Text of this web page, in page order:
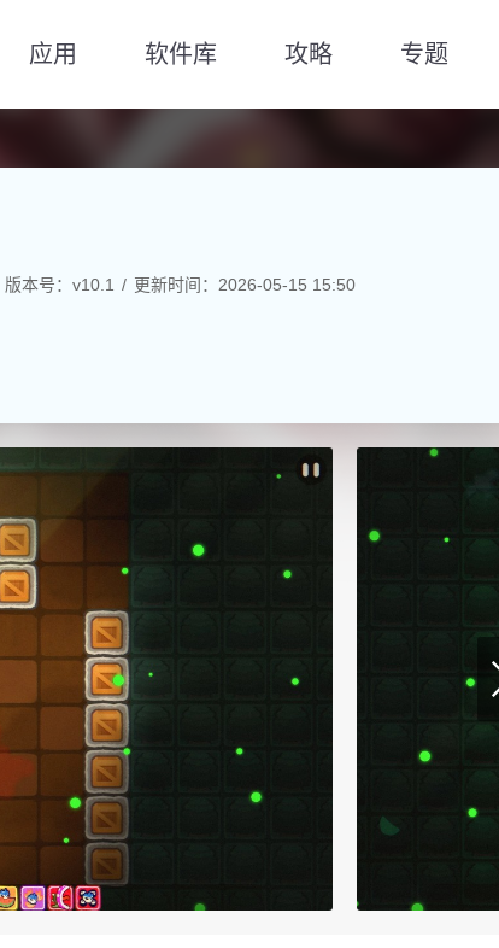
应用 软件库 攻略 专题
版本号：v10.1 更新时间：2026-05-15 15:50